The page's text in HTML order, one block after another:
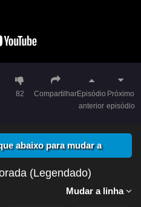
82 CompartilharEpisódio
anterior
Próximo
episódio
abaixo para mudar a
(Legendado)
Mudar a linha